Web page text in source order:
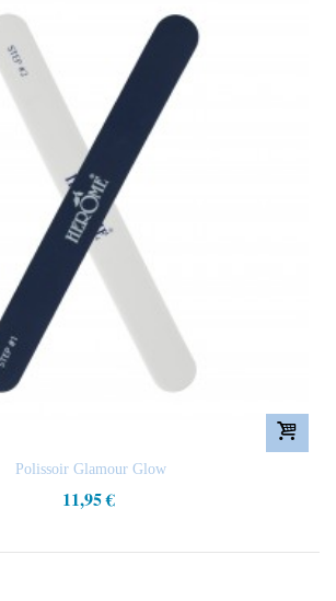
Polissoir Glamour Glow
11,95 €